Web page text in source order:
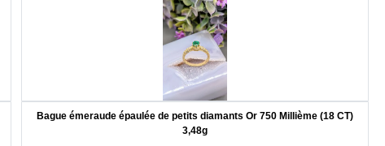
Bague émeraude épaulée de petits diamants Or 750 Millième (18 CT)
3,48g